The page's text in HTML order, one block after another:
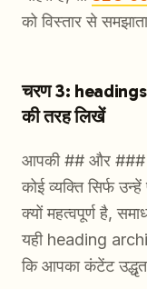
को विस्तार से
चरण 3: headings
की तरह लिखें
आपकी ## और ###
कोई व्यक्ति सिर्फ
क्यों महत्वपूर्ण है,
यही heading
कि आपका कंटेंट